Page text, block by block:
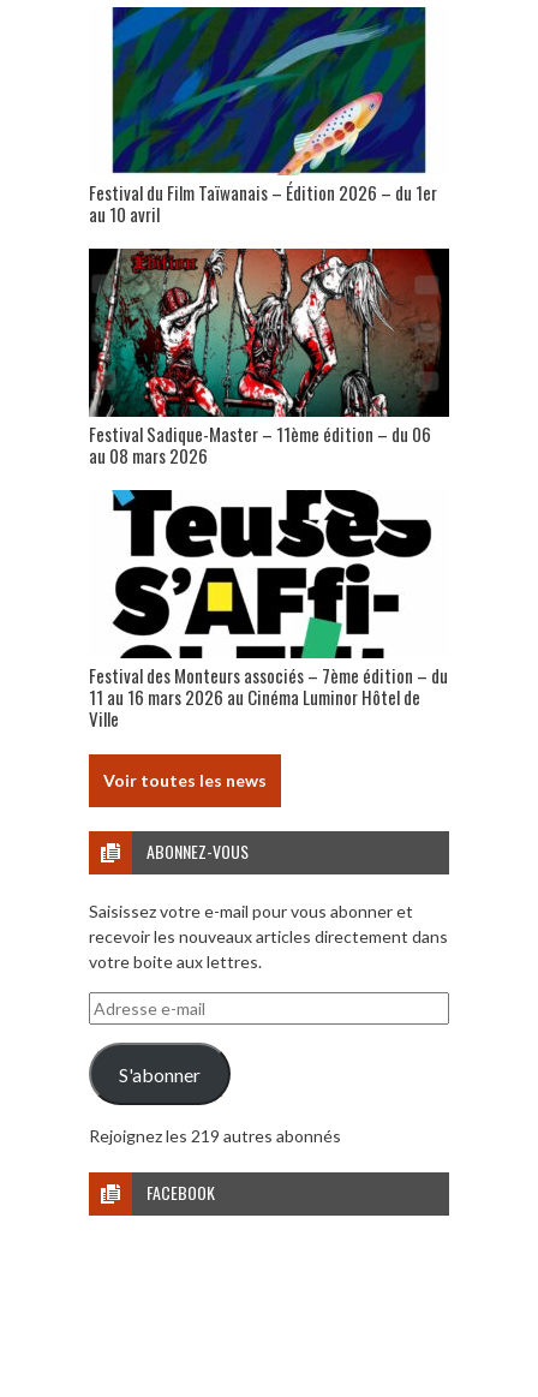
Festival du Film Taïwanais – Édition 2026 – du 1er
au 10 avril
Festival Sadique-Master – 11ème édition – du 06
au 08 mars 2026
Festival des Monteurs associés – 7ème édition – du
11 au 16 mars 2026 au Cinéma Luminor Hôtel de
Ville
Voir toutes les news
ABONNEZ-VOUS
Saisissez votre e-mail pour vous abonner et
recevoir les nouveaux articles directement dans
votre boite aux lettres.
Adresse
e-
mail
S'abonner
Rejoignez les 219 autres abonnés
FACEBOOK